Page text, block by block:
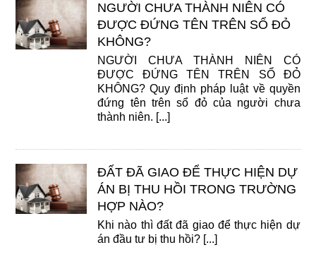
NGƯỜI CHƯA THÀNH NIÊN CÓ
ĐƯỢC ĐỨNG TÊN TRÊN SỔ ĐỎ
KHÔNG?
NGƯỜI CHƯA THÀNH NIÊN CÓ
ĐƯỢC ĐỨNG TÊN TRÊN SỔ ĐỎ
KHÔNG? Quy định pháp luật về quyền
đứng tên trên sổ đỏ của người chưa
thành niên. [...]
ĐẤT ĐÃ GIAO ĐỂ THỰC HIỆN DỰ
ÁN BỊ THU HỒI TRONG TRƯỜNG
HỢP NÀO?
Khi nào thì đất đã giao để thực hiện dự
án đầu tư bị thu hồi? [...]